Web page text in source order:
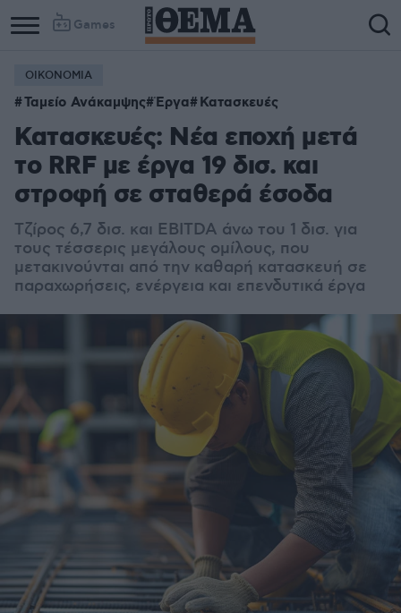
Games
ΟΙΚΟΝΟΜΙΑ
Ταμείο Ανάκαμψης Έργα Κατασκευές
Κατασκευές: Νέα εποχή μετά
το RRF με έργα 19 δισ. και
στροφή σε σταθερά έσοδα
Τζίρος 6,7 δισ. και EBITDA άνω του 1 δισ. για
τους τέσσερις μεγάλους ομίλους, που
μετακινούνται από την καθαρή κατασκευή σε
παραχωρήσεις, ενέργεια και επενδυτικά έργα